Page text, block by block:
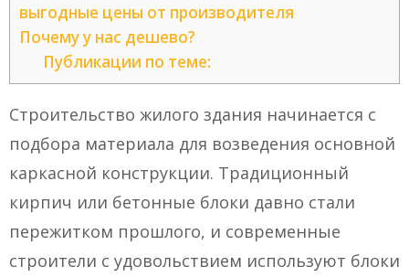
выгодные цены от производителя
Почему у нас дешево?
Публикации по теме:
Строительство жилого здания начинается с
подбора материала для возведения основной
каркасной конструкции. Традиционный
кирпич или бетонные блоки давно стали
пережитком прошлого, и современные
строители с удовольствием используют блоки